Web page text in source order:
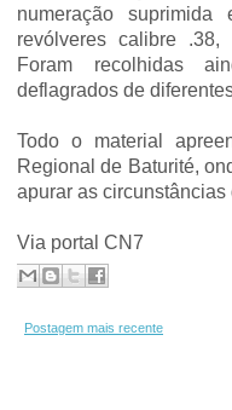
numeração
revólveres calibre .38,
Foram recolhidas
deflagrados de
Todo o material
Regional de Baturité,
apurar as circunstâncias
Via portal CN7
Postagem mais recente